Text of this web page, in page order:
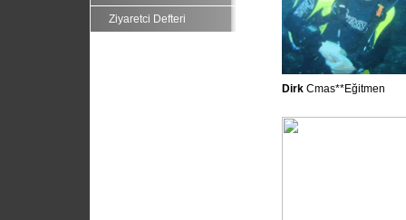
Ziyaretci Defteri
Dirk Cmas**Eğitmen